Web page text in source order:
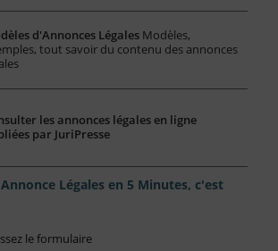
d'Annonces Légales Modèles,
tout savoir du contenu des annonces
les annonces légales en ligne
par JuriPresse
Légales en 5 Minutes, c'est
le formulaire